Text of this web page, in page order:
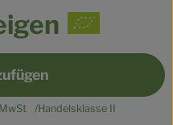
zum Warenkorb
Handelsklasse II